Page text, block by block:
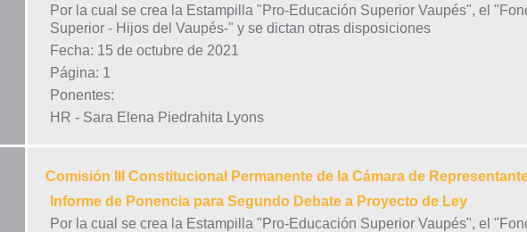
Por la cual se crea la Estampilla "Pro-Educación Superior Vaupés", el
Superior - Hijos del Vaupés-" y se dictan otras disposiciones
Fecha: 15 de octubre de 2021
Página: 1
Ponentes:
HR - Sara Elena Piedrahita Lyons
Comisión III Constitucional Permanente de la Cámara de
Informe de Ponencia para Segundo Debate a Proyecto de Ley
Por la cual se crea la Estampilla "Pro-Educación Superior Vaupés", el